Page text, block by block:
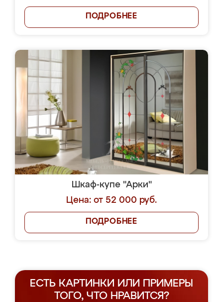
ПОДРОБНЕЕ
Шкаф-купе "Арки"
Цена: от 52 000 руб.
ПОДРОБНЕЕ
ЕСТЬ КАРТИНКИ ИЛИ ПРИМЕРЫ
ТОГО, ЧТО НРАВИТСЯ?